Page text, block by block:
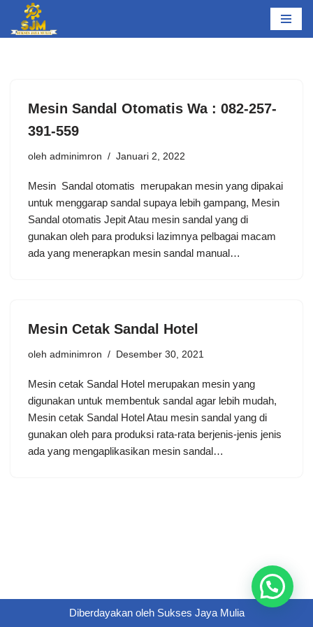
Lompat
Mesin Sandal Otomatis Wa : 082-257-
391-559
oleh adminimron Januari 2, 2022
Mesin Sandal otomatis merupakan mesin yang dipakai
untuk menggarap sandal supaya lebih gampang, Mesin
Sandal otomatis Jepit Atau mesin sandal yang di
gunakan oleh para produksi lazimnya pelbagai macam
ada yang menerapkan mesin sandal manual…
Mesin Cetak Sandal Hotel
oleh adminimron Desember 30, 2021
Mesin cetak Sandal Hotel merupakan mesin yang
digunakan untuk membentuk sandal agar lebih mudah,
Mesin cetak Sandal Hotel Atau mesin sandal yang di
gunakan oleh para produksi rata-rata berjenis-jenis jenis
ada yang mengaplikasikan mesin sandal…
Diberdayakan oleh Sukses Jaya Mulia